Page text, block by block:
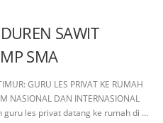
SAWIT
SMA
GURU LES PRIVAT KE RUMAH
NASIONAL DAN INTERNASIONAL
les privat datang ke rumah di …